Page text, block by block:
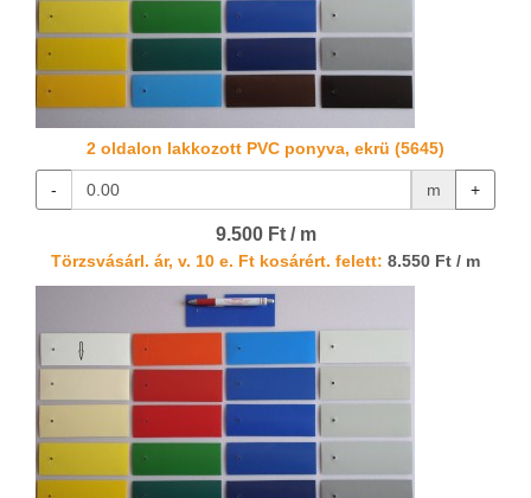
2 oldalon lakkozott PVC ponyva, ekrü (5645)
- m +
9.500 Ft / m
Törzsvásárl. ár, v. 10 e. Ft kosárért. felett: 8.550 Ft / m